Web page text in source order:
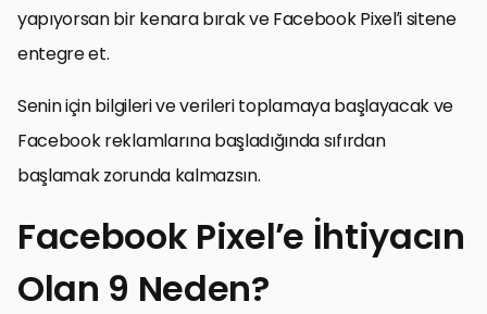
yapıyorsan bir kenara bırak ve Facebook Pixel’i sitene
entegre et.
Senin için bilgileri ve verileri toplamaya başlayacak ve
Facebook reklamlarına başladığında sıfırdan
başlamak zorunda kalmazsın.
Facebook Pixel’e İhtiyacın
Olan 9 Neden?